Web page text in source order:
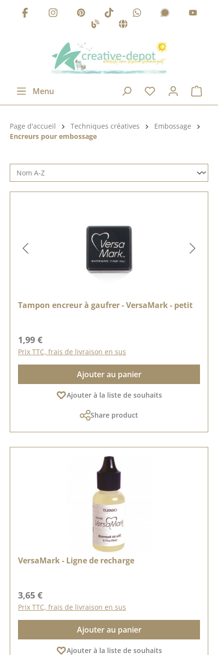
Passer au contenu principal
Menu
Catégorie de produits:
Page d'accueil Techniques créatives
Embossage
Encreurs pour embossage
Tampon encreur à gaufrer - VersaMark - petit
Prix régulier :
1,99 €
Prix TTC, frais de livraison en sus
Ajouter au panier
Ajouter à la liste de souhaits
Share product
VersaMark - Ligne de recharge
Prix régulier :
3,65 €
Prix TTC, frais de livraison en sus
Ajouter au panier
Ajouter à la liste de souhaits